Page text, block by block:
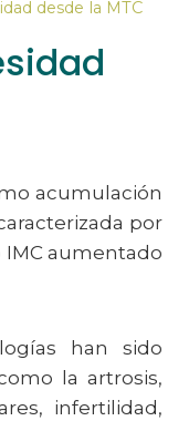
desde la MTC
acumulación
por
aumentado
han sido
la artrosis,
infertilidad,